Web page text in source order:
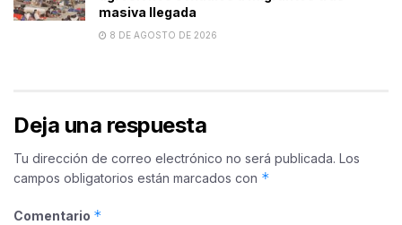
masiva llegada
8 DE AGOSTO DE 2026
Deja una respuesta
Tu dirección de correo electrónico no será publicada. Los
campos obligatorios están marcados con *
Comentario *